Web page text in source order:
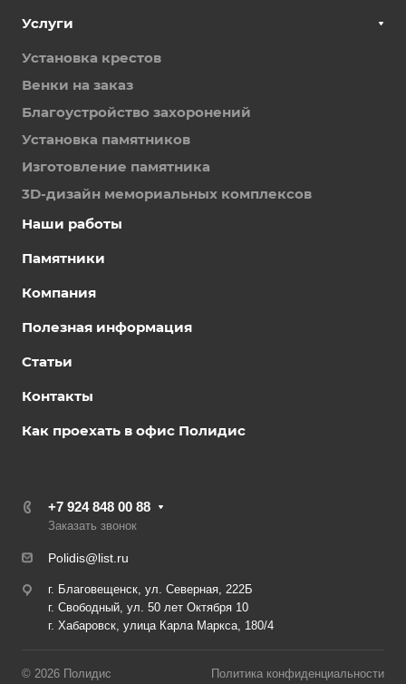
Услуги
Установка крестов
Венки на заказ
Благоустройство захоронений
Установка памятников
Изготовление памятника
3D-дизайн мемориальных комплексов
Наши работы
Памятники
Компания
Полезная информация
Статьи
Контакты
Как проехать в офис Полидис
+7 924 848 00 88
Заказать звонок
Polidis@list.ru
г. Благовещенск, ул. Северная, 222Б
г. Свободный, ул. 50 лет Октября 10
г. Хабаровск, улица Карла Маркса, 180/4
© 2026 Полидис Политика конфиденциальности